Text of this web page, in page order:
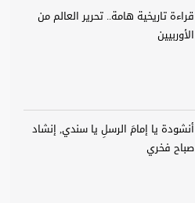
قراءة تاريخية هامة.. تحرير العالم من
الأوربيين
أنشودة يا إمامَ الرسلِ يا سندي, إنشاد
صباح فخري